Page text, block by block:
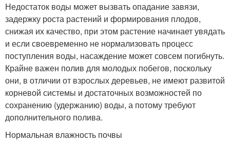
Недостаток воды может вызвать опадание завязи,
задержку роста растений и формирования плодов,
снижая их качество, при этом растение начинает увядать
и если своевременно не нормализовать процесс
поступления воды, насаждение может совсем погибнуть.
Крайне важен полив для молодых побегов, поскольку
они, в отличии от взрослых деревьев, не имеют развитой
корневой системы и достаточных возможностей по
сохранению (удержанию) воды, а потому требуют
дополнительного полива.
Нормальная влажность почвы